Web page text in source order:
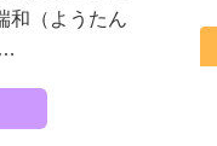
和（ようたん